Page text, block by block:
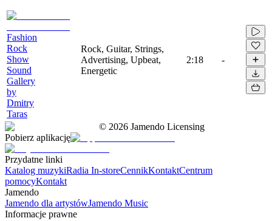
Fashion
Rock
Show
Sound
Gallery
by
Dmitry
Taras
Rock, Guitar, Strings,
Advertising, Upbeat,
Energetic
2:18 -
© 2026 Jamendo Licensing
Pobierz aplikację
Przydatne linki
Katalog muzykiRadia In-storeCennikKontaktCentrum
pomocyKontakt
Jamendo
Jamendo dla artystówJamendo Music
Informacje prawne